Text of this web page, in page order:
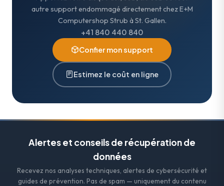
autre support endommagé directement chez E+M
Computershop Strub à St. Gallen.
+41 840 440 840
Confier mon support
Estimez le coût en ligne
Alertes et conseils de récupération de
données
Recevez nos analyses techniques, alertes de cybersécurité et
guides de prévention. Pas de spam — uniquement du contenu